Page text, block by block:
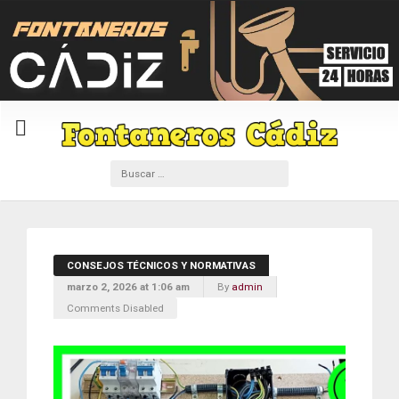
CONSEJOS TÉCNICOS Y NORMATIVAS
marzo 2, 2026 at 1:06 am
By admin
Comments Disabled